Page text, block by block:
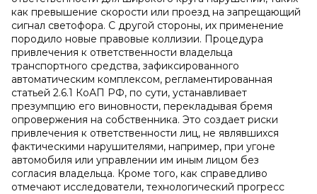
как превышение скорости или проезд на запрещающий
сигнал светофора. С другой стороны, их применение
породило новые правовые коллизии. Процедура
привлечения к ответственности владельца
транспортного средства, зафиксированного
автоматическим комплексом, регламентированная
статьей 2.6.1 КоАП РФ, по сути, устанавливает
презумпцию его виновности, перекладывая бремя
опровержения на собственника. Это создает риски
привлечения к ответственности лиц, не являвшихся
фактическими нарушителями, например, при угоне
автомобиля или управлении им иным лицом без
согласия владельца. Кроме того, как справедливо
отмечают исследователи, технологический прогресс